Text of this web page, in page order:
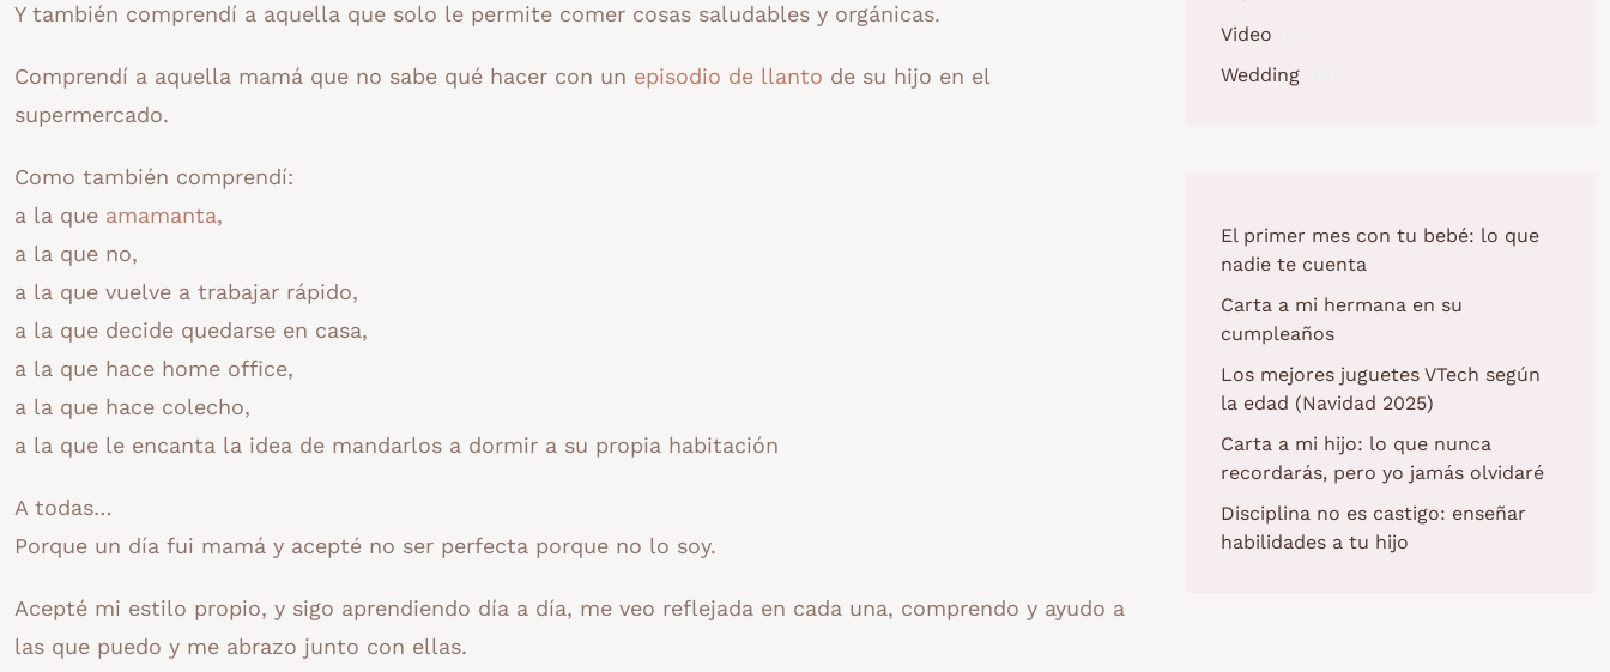
Y también comprendí a aquella que solo le permite comer cosas saludables y orgánicas.
Comprendí a aquella mamá que no sabe qué hacer con un episodio de llanto de su hijo en el
supermercado.
Como también comprendí:
a la que amamanta,
a la que no,
a la que vuelve a trabajar rápido,
a la que decide quedarse en casa,
a la que hace home office,
a la que hace colecho,
a la que le encanta la idea de mandarlos a dormir a su propia habitación
A todas…
Porque un día fui mamá y acepté no ser perfecta porque no lo soy.
Acepté mi estilo propio, y sigo aprendiendo día a día, me veo reflejada en cada una, comprendo y ayudo a
las que puedo y me abrazo junto con ellas.
Video
Wedding
El primer mes con tu bebé: lo que
nadie te cuenta
Carta a mi hermana en su
cumpleaños
Los mejores juguetes VTech según
la edad (Navidad 2025)
Carta a mi hijo: lo que nunca
recordarás, pero yo jamás olvidaré
Disciplina no es castigo: enseñar
habilidades a tu hijo